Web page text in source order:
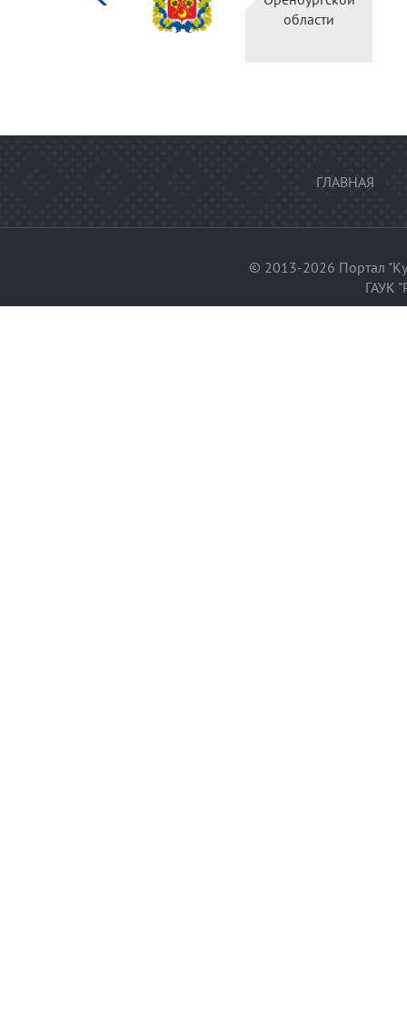
области
ГЛАВНАЯ
© 2013-2026 Портал
ГАУК